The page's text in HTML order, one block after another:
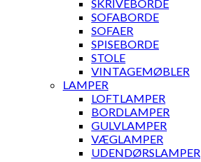
SKRIVEBORDE
SOFABORDE
SOFAER
SPISEBORDE
STOLE
VINTAGEMØBLER
LAMPER
LOFTLAMPER
BORDLAMPER
GULVLAMPER
VÆGLAMPER
UDENDØRSLAMPER